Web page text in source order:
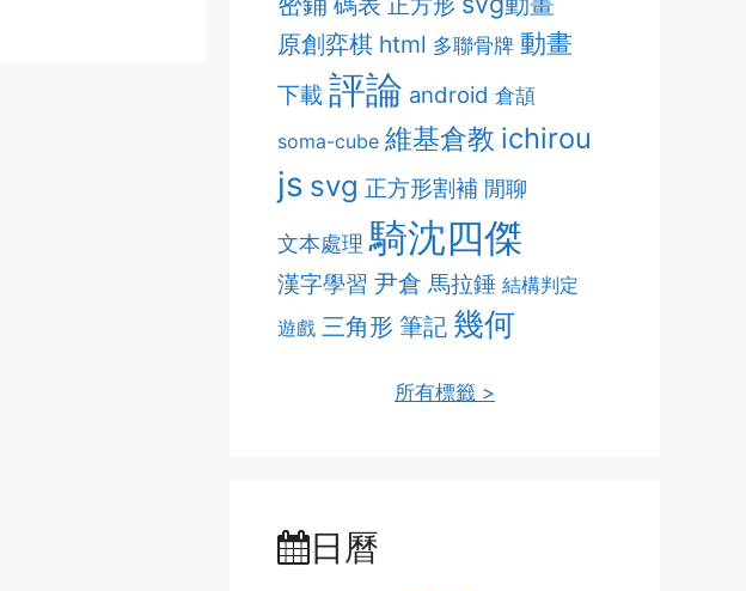
原創弈棋 html 多聯骨牌 動畫
下載 評論 android 倉頡
soma-cube 維基倉教 ichirou
js svg 正方形割補 閒聊
文本處理 騎沈四傑
漢字學習 尹倉 馬拉錘 結構判定
遊戲 三角形 筆記 幾何
所有標籤 >
日曆